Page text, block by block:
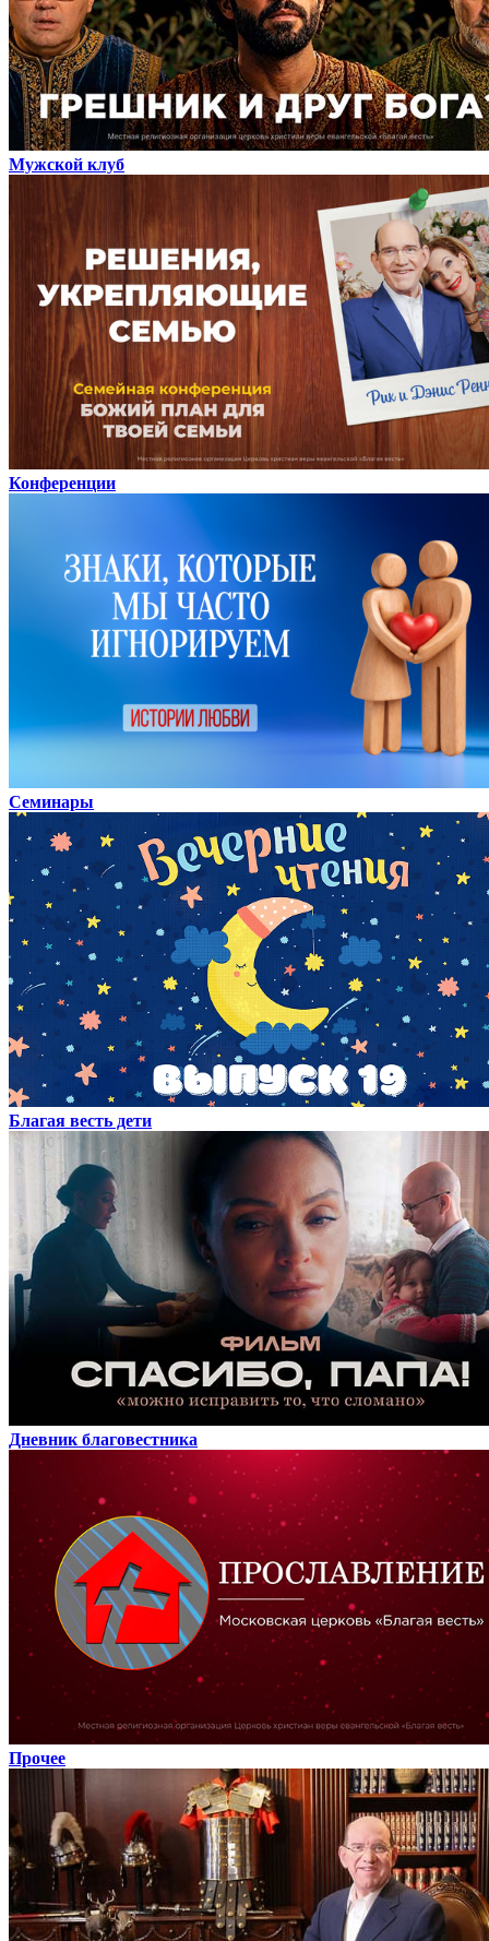
Мужской клуб
Конференции
Семинары
Благая весть дети
Дневник благовестника
Прочее